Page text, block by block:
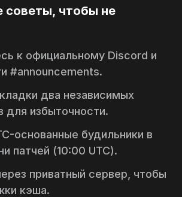
советы, чтобы не
к официальному Discord и
#announcements.
два независимых
для избыточности.
основанные будильники в
патчей (10:00 UTC).
приватный сервер, чтобы
кэша.